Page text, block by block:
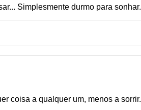
Simplesmente durmo para sonhar.
coisa a qualquer um, menos a sorrir.